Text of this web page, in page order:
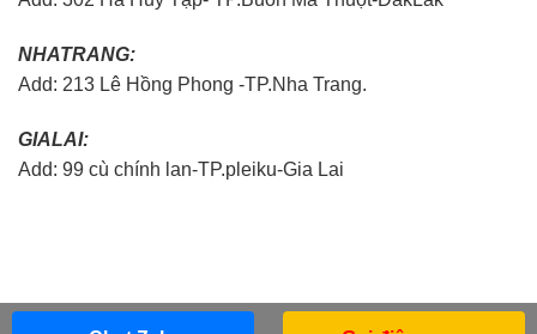
NHATRANG:
Add: 213 Lê Hồng Phong -TP.Nha Trang.
GIALAI:
Add: 99 cù chính lan-TP.pleiku-Gia Lai